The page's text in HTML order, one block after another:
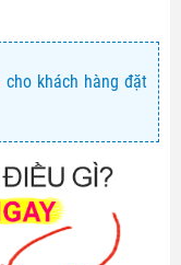
cho khách hàng đặt